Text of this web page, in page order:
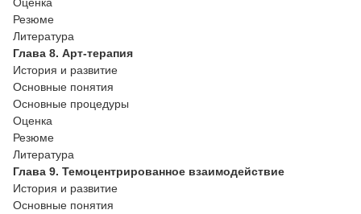
Резюме
Литература
Глава 8. Арт-терапия
История и развитие
Основные понятия
Основные процедуры
Оценка
Резюме
Литература
Глава 9. Темоцентрированное взаимодействие
История и развитие
Основные понятия